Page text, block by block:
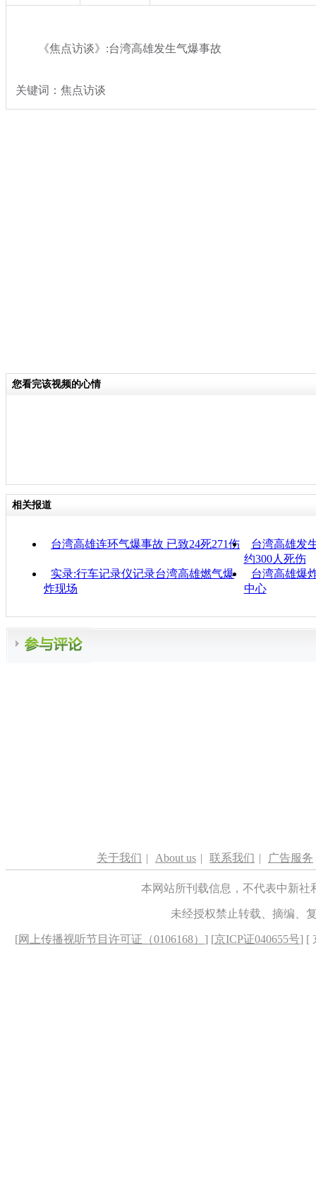
《焦点访谈》:台湾高雄发生气爆事故
关键词：焦点访谈
您看完该视频的心情
相关报道
台湾高雄连环气爆事故 已致24死271伤
台湾高雄发
约300人死伤
实录:行车记录仪记录台湾高雄燃气爆
炸现场
台湾高雄爆
中心
关于我们 | About us | 联系我们 | 广告服务
本网站所刊载信息，不代表中新
未经授权禁止转载、摘编、
[网上传播视听节目许可证（0106168） ] [京ICP证040655号] [